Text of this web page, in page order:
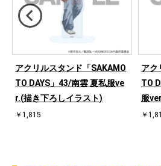
アクリルスタンド「SAKAMO
TO DAYS」43/南雲 夏私服ve
r.(描き下ろしイラスト)
￥1,815
アク
TO
服
￥